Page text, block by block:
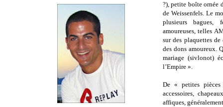
?), petite boîte ornée
de Weissenfels. Le
plusieurs bagues,
amoureuses, telles
sur des plaquettes
des dons amoureux.
mariage (sivlonot)
l’Empire ».
De « petites pièces
accessoires,
affiques,